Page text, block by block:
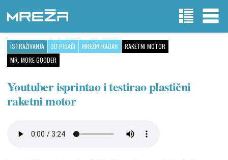
ISTRAŽIVANJA 3D PISAČI MREŽIN RADAR
RAKETNI MOTOR
MR. MORE GOODER
Youtuber isprintao i testirao plastični
raketni motor